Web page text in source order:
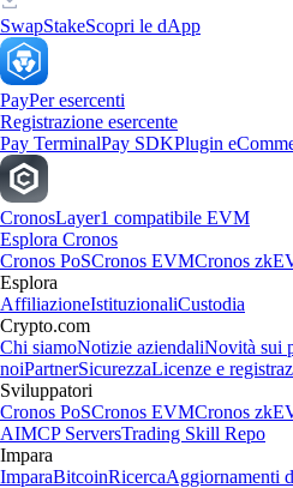
SwapStakeScopri le dApp
PayPer esercenti
Registrazione esercente
Pay TerminalPay SDKPlugin
CronosLayer1 compatibile EVM
Esplora Cronos
Cronos PoSCronos EVMCronos
Esplora
AffiliazioneIstituzionaliCustodia
Crypto.com
Chi siamoNotizie aziendaliNovità sui
noiPartnerSicurezzaLicenze e
Sviluppatori
Cronos PoSCronos EVMCronos
AIMCP ServersTrading Skill Repo
Impara
ImparaBitcoinRicercaAggiornamenti